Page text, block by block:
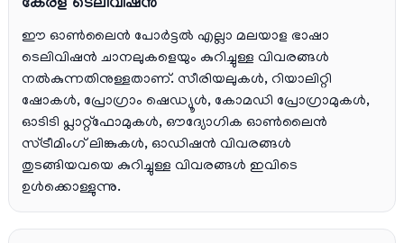
കേരള ടെലിവിഷൻ
ഈ ഓൺലൈൻ പോർട്ടൽ എല്ലാ മലയാള ഭാഷാ
ടെലിവിഷൻ ചാനലുകളെയും കുറിച്ചുള്ള വിവരങ്ങൾ
നൽകുന്നതിനുള്ളതാണ്. സീരിയലുകൾ, റിയാലിറ്റി
ഷോകൾ, പ്രോഗ്രാം ഷെഡ്യൂൾ, കോമഡി പ്രോഗ്രാമുകൾ,
ഓടിടി പ്ലാറ്റ്‌ഫോമുകൾ, ഔദ്യോഗിക ഓൺലൈൻ
സ്ട്രീമിംഗ് ലിങ്കുകൾ, ഓഡിഷൻ വിവരങ്ങൾ
തുടങ്ങിയവയെ കുറിച്ചുള്ള വിവരങ്ങൾ ഇവിടെ
ഉൾക്കൊള്ളുന്നു.